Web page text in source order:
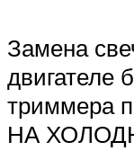
Замена
двигателе
триммера
НА